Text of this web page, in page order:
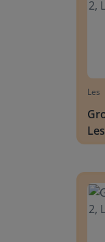
Les